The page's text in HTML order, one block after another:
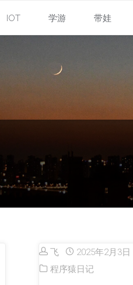
IOT 学游 带娃
飞
2025年2月3日
程序猿日记